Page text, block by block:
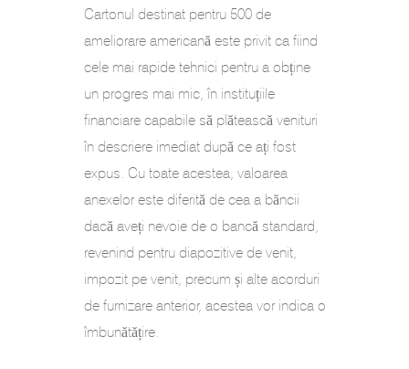
Cartonul destinat pentru 500 de
ameliorare americană este privit ca fiind
cele mai rapide tehnici pentru a obține
un progres mai mic, în instituțiile
financiare capabile să plătească venituri
în descriere imediat după ce ați fost
expus. Cu toate acestea, valoarea
anexelor este diferită de cea a băncii
dacă aveți nevoie de o bancă standard,
revenind pentru diapozitive de venit,
impozit pe venit, precum și alte acorduri
de furnizare anterior, acestea vor indica o
îmbunătățire.